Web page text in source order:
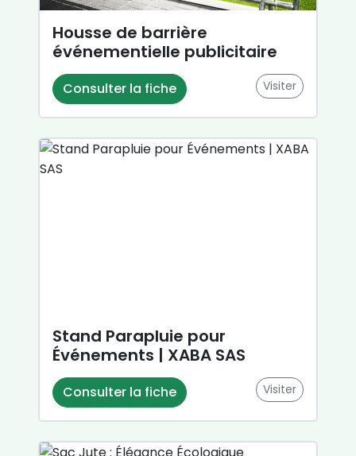
Housse de barrière
événementielle publicitaire
Consulter la fiche Visiter
Stand Parapluie pour
Événements | XABA SAS
Consulter la fiche Visiter